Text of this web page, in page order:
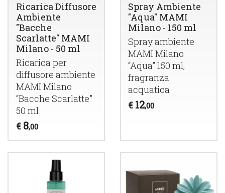
Ricarica Diffusore
Ambiente
"Bacche
Scarlatte" MAMI
Milano - 50 ml
Ricarica per
diffusore ambiente
MAMIMilano
“Bacche Scarlatte”
50 ml
€ 8,00
Spray Ambiente
"Aqua" MAMI
Milano - 150 ml
Spray ambiente
MAMIMilano
“Aqua” 150 ml,
fragranza
acquatica
€ 12,00